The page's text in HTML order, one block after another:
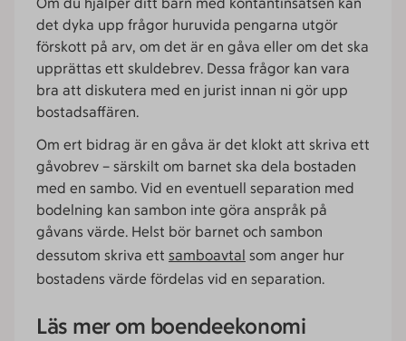
Om du hjälper ditt barn med kontantinsatsen kan
det dyka upp frågor huruvida pengarna utgör
förskott på arv, om det är en gåva eller om det ska
upprättas ett skuldebrev. Dessa frågor kan vara
bra att diskutera med en jurist innan ni gör upp
bostadsaffären.
Om ert bidrag är en gåva är det klokt att skriva ett
gåvobrev – särskilt om barnet ska dela bostaden
med en sambo. Vid en eventuell separation med
bodelning kan sambon inte göra anspråk på
gåvans värde. Helst bör barnet och sambon
dessutom skriva ett samboavtal som anger hur
bostadens värde fördelas vid en separation.
Läs mer om boendeekonomi